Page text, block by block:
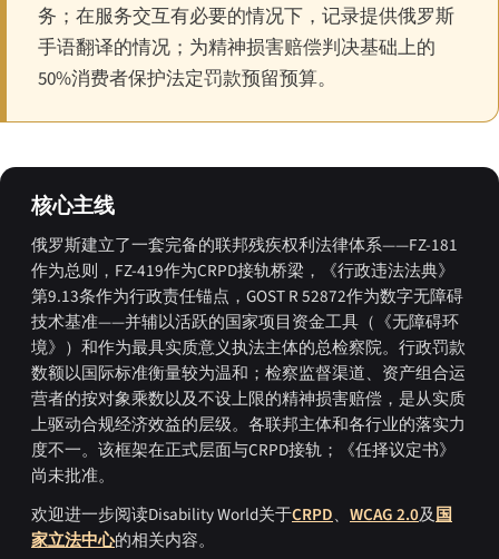
务；在服务交互有必要的情况下，记录提供俄罗斯
手语翻译的情况；为精神损害赔偿判决基础上的
50%消费者保护法定罚款预留预算。
核心主线
俄罗斯建立了一套完备的联邦残疾权利法律体系——FZ-181
作为总则，FZ-419作为CRPD接轨桥梁，《行政违法法典》
第9.13条作为行政责任锚点，GOST R 52872作为数字无障碍
技术基准——并辅以活跃的国家项目资金工具（《无障碍环
境》）和作为最具实质意义执法主体的总检察院。行政罚款
数额以国际标准衡量较为温和；检察监督渠道、资产组合运
营者的按对象乘数以及不设上限的精神损害赔偿，是从实质
上驱动合规经济效益的层级。各联邦主体和各行业的落实力
度不一。该框架在正式层面与CRPD接轨；《任择议定书》
尚未批准。
欢迎进一步阅读Disability World关于CRPD、 WCAG 2.0及国
家立法中心的相关内容。